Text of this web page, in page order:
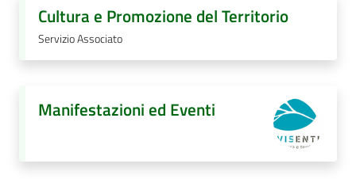
Cultura e Promozione del Territorio
Servizio Associato
Manifestazioni ed Eventi